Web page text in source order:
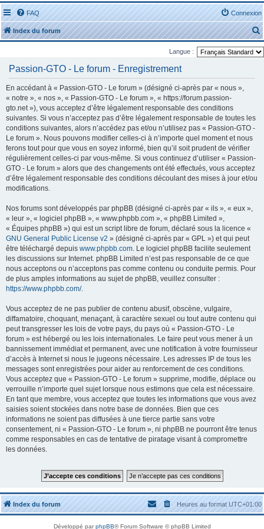
FAQ Connexion
Index du forum
e
c
Langue :
Passion-GTO - Le forum - Enregistrement
En accédant à « Passion-GTO - Le forum » (désigné ci-après par « nous »,
« notre », « nos », « Passion-GTO - Le forum », « https://forum.passion-
gto.net »), vous acceptez d’être légalement responsable des conditions
suivantes. Si vous n’acceptez pas d’être légalement responsable de toutes les
conditions suivantes, alors n’accédez pas et/ou n’utilisez pas « Passion-GTO -
Le forum ». Nous pouvons modifier celles-ci à n’importe quel moment et nous
ferons tout pour que vous en soyez informé, bien qu’il soit prudent de vérifier
régulièrement celles-ci par vous-même. Si vous continuez d’utiliser « Passion-
GTO - Le forum » alors que des changements ont été effectués, vous acceptez
d’être légalement responsable des conditions découlant des mises à jour et/ou
modifications.
Nos forums sont développés par phpBB (désigné ci-après par « ils », « eux »,
« leur », « logiciel phpBB », « www.phpbb.com », « phpBB Limited »,
« Équipes phpBB ») qui est un script libre de forum, déclaré sous la licence «
GNU General Public License v2 » (désigné ci-après par « GPL ») et qui peut
être téléchargé depuis www.phpbb.com. Le logiciel phpBB facilite seulement
les discussions sur Internet. phpBB Limited n’est pas responsable de ce que
nous acceptons ou n’acceptons pas comme contenu ou conduite permis. Pour
de plus amples informations au sujet de phpBB, veuillez consulter :
https://www.phpbb.com/.
Vous acceptez de ne pas publier de contenu abusif, obscène, vulgaire,
diffamatoire, choquant, menaçant, à caractère sexuel ou tout autre contenu qui
peut transgresser les lois de votre pays, du pays où « Passion-GTO - Le
forum » est hébergé ou les lois internationales. Le faire peut vous mener à un
bannissement immédiat et permanent, avec une notification à votre fournisseur
d’accès à Internet si nous le jugeons nécessaire. Les adresses IP de tous les
messages sont enregistrées pour aider au renforcement de ces conditions.
Vous acceptez que « Passion-GTO - Le forum » supprime, modifie, déplace ou
verrouille n’importe quel sujet lorsque nous estimons que cela est nécessaire.
En tant que membre, vous acceptez que toutes les informations que vous avez
saisies soient stockées dans notre base de données. Bien que ces
informations ne soient pas diffusées à une tierce partie sans votre
consentement, ni « Passion-GTO - Le forum », ni phpBB ne pourront être tenus
comme responsables en cas de tentative de piratage visant à compromettre
les données.
Index du forum Heures au formatUTC+01:00
Développé parphpBB® Forum Software © phpBB Limited